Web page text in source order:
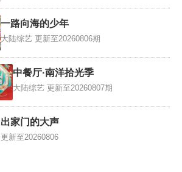
一路向海的少年
大陆综艺 更新至20260806期
中餐厅·南洋拾光季
大陆综艺 更新至20260807期
出家门的大声
更新至20260806